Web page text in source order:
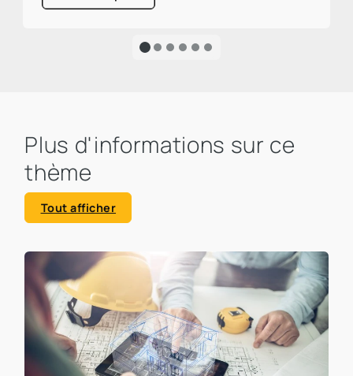
responsable d'environ un tiers des émissions
appelle à l'action et souligne clairement
Plus d'informations sur ce
thème
Tout afficher